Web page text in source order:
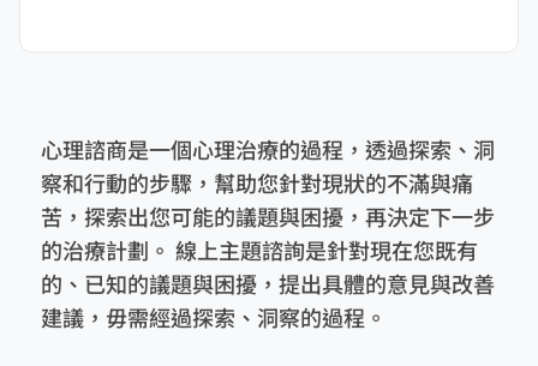
心理諮商是一個心理治療的過程，透過探索、洞
察和行動的步驟，幫助您針對現狀的不滿與痛
苦，探索出您可能的議題與困擾，再決定下一步
的治療計劃。 線上主題諮詢是針對現在您既有
的、已知的議題與困擾，提出具體的意見與改善
建議，毋需經過探索、洞察的過程。